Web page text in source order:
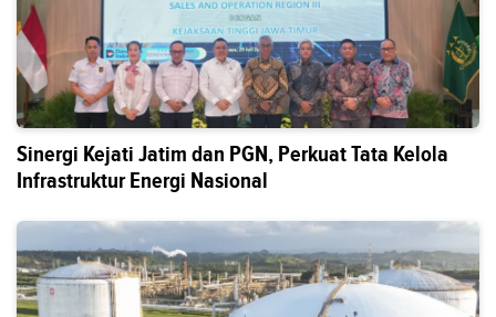
Sinergi Kejati Jatim dan PGN, Perkuat Tata Kelola
Infrastruktur Energi Nasional